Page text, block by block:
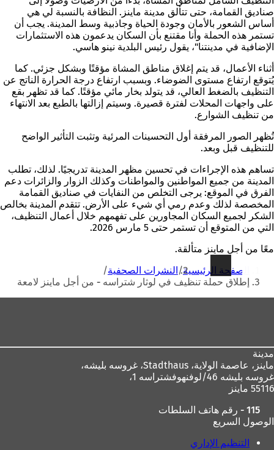
صناديق القمامة، حتى تتألق مدينة ماينز. النظافة بالنسبة لي هي
أساس الشعور بالأمان وجودة الحياة وجاذبية وسط المدينة. يجب أن
تستمر هذه الحملة وأنا مقتنع بأن السكان يدعمون هذه الاستثمارات
الإضافية في مدينتنا"، يقول رئيس البلدية نينو هاسي.
أثناء الأعمال، قد يتم إغلاق مناطق المشاة مؤقتًا وبشكل جزئي. كما
يُتوقع ارتفاع مستوى الضوضاء. وبسبب ارتفاع درجة الحرارة الناتج عن
التنظيف بالضغط العالي، قد يتولد بخار مائي مؤقتًا. كما قد تظهر بقع
على واجهات المحلات لفترة قصيرة. وسيتم إزالتها بالطبع بعد الانتهاء
من تنظيف الشوارع.
تُظهر الصور المرفقة أول التحسينات المرئية وتثبت التأثير الواضح
للتنظيف قبل وبعد.
تساهم هذه الإجراءات في تحسين مظهر المدينة تدريجيًا. لذلك، تطلب
المدينة من جميع المواطنين والمواطنات وكذلك الزوار والزائرات دعم
الفرق في الموقع: يرجى التخلص من النفايات في صناديق القمامة
المخصصة لذلك وعدم رمي أي شيء على الأرض. تتقدم المدينة بخالص
الشكر لجميع السكان المجاورين على تفهمهم خلال أعمال التنظيف،
التي من المتوقع أن تستمر حتى 5 مارس 2026.
معًا من أجل ماينز متألقة.
هنا
الصفحة الرئيسية
النشرات الصحفية
إطلاق حملة تنظيف في لوثار شتراسه - من أجل ماينز لامعة
مدينة
ماينز، عاصمة الولاية،
غروسه بليشه 46/لوفنهوفشتراسه 1،
55116 ماينز
115 - رقم هاتف السلطات
الوصول السريع
التنظيم الإداري